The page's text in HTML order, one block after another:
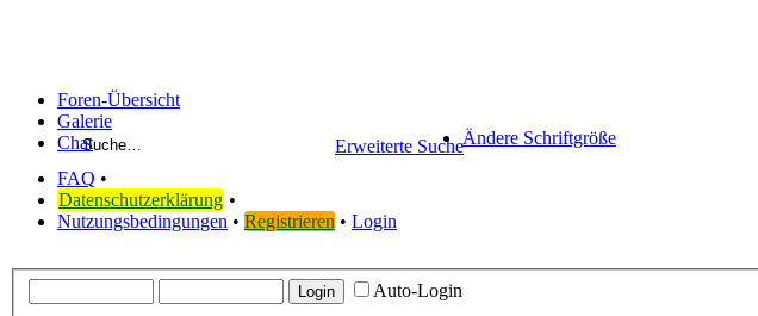
Foren-Übersicht
Galerie
Chat
Erweiterte SucheÄndere Schriftgröße
FAQ •
Datenschutzerklärung •
Nutzungsbedingungen • Registrieren • Login
Auto-Login